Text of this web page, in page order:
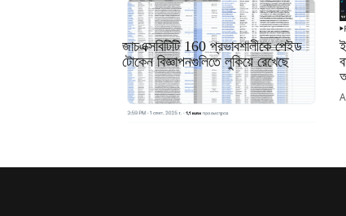
RRCNEWS_BN
জাচএক্সবিটিটি 160 প্রভাবশালীকে পেইড
টোকেন বিজ্ঞাপনগুলিতে লুকিয়ে রেখেছে
September 01, 2025